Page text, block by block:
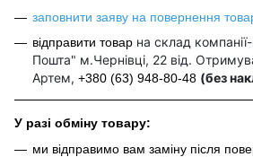
заповнити заяву на повернення
відправити товар на склад
Пошта" м.Чернівці, 22 від.
Артем, +380 (63) 948-80-48 (без
У разі обміну товару:
ми відправимо вам заміну після